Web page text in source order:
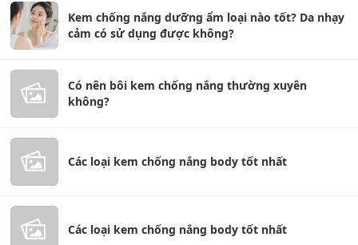
Kem chống nắng dưỡng ẩm loại nào tốt? Da nhạy
cảm có sử dụng được không?
Có nên bôi kem chống nắng thường xuyên
không?
Các loại kem chống nắng body tốt nhất
Các loại kem chống nắng body tốt nhất